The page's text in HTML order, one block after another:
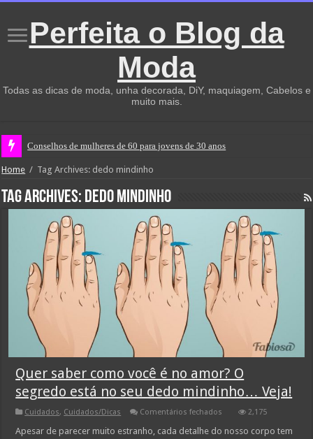
Perfeita o Blog da
Moda
Todas as dicas de moda, unha decorada, DiY, maquiagem, Cabelos e
muito mais.
Conselhos de mulheres de 60 para jovens de 30 anos
Home / Tag Archives: dedo mindinho
Tag Archives: dedo mindinho
Quer saber como você é no amor? O
segredo está no seu dedo mindinho… Veja!
Cuidados, Cuidados/Dicas Comentários fechados
saber
2,175
Apesar de parecer muito estranho, cada detalhe do nosso corpo tem